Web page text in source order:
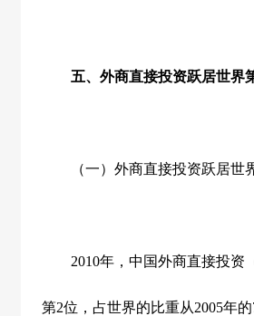
五、外商直接投资跃居世界
（一）外商直接投资跃居世
2010年，中国外商直接投资
第2位，占世界的比重从2005年的